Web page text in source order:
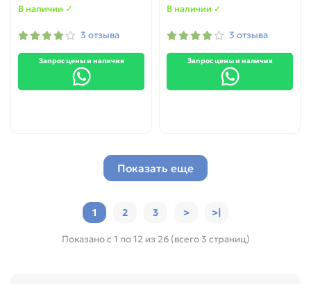
В наличии ✓
3 отзыва
Запрос цены и наличия
В наличии ✓
3 отзыва
Запрос цены и наличия
Показать еще
1 2 3 > >|
Показано с 1 по 12 из 26 (всего 3 страниц)